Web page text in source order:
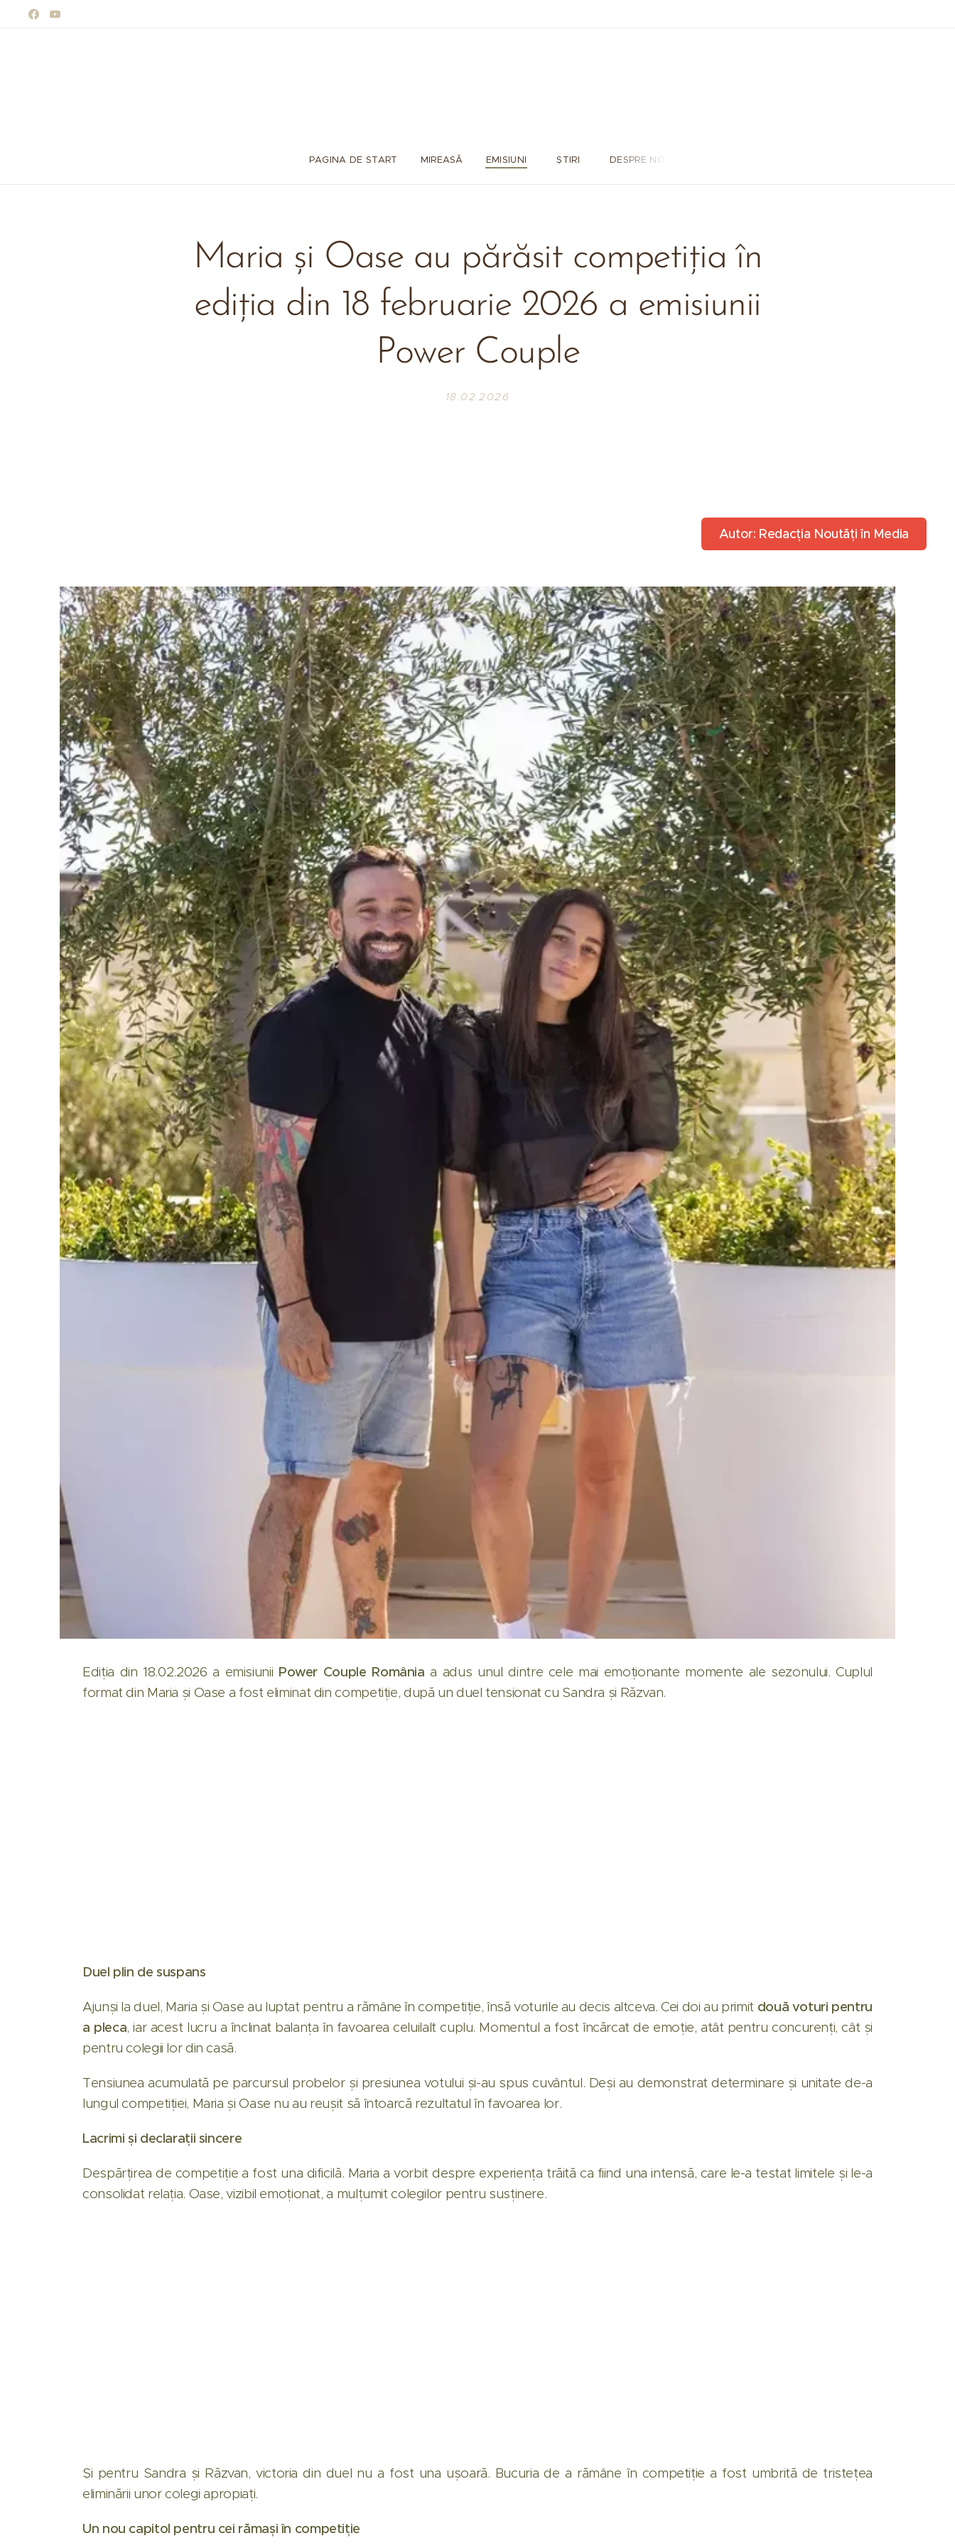
PAGINA DE START MIREASĂ EMISIUNI ȘTIRI DESPRE NOI
Maria și Oase au părăsit competiția în
ediția din 18 februarie 2026 a emisiunii
Power Couple
18.02.2026
Autor: Redacția Noutăți în Media
Ediția din 18.02.2026 a emisiunii Power Couple România a adus unul dintre cele mai emoționante momente ale sezonului. Cuplul
format din Maria și Oase a fost eliminat din competiție, după un duel tensionat cu Sandra și Răzvan.
Duel plin de suspans
Ajunși la duel, Maria și Oase au luptat pentru a rămâne în competiție, însă voturile au decis altceva. Cei doi au primit două voturi pentru
a pleca, iar acest lucru a înclinat balanța în favoarea celuilalt cuplu. Momentul a fost încărcat de emoție, atât pentru concurenți, cât și
pentru colegii lor din casă.
Tensiunea acumulată pe parcursul probelor și presiunea votului și-au spus cuvântul. Deși au demonstrat determinare și unitate de-a
lungul competiției, Maria și Oase nu au reușit să întoarcă rezultatul în favoarea lor.
Lacrimi și declarații sincere
Despărțirea de competiție a fost una dificilă. Maria a vorbit despre experiența trăită ca fiind una intensă, care le-a testat limitele și le-a
consolidat relația. Oase, vizibil emoționat, a mulțumit colegilor pentru susținere.
Și pentru Sandra și Răzvan, victoria din duel nu a fost una ușoară. Bucuria de a rămâne în competiție a fost umbrită de tristețea
eliminării unor colegi apropiați.
Un nou capitol pentru cei rămași în competiție